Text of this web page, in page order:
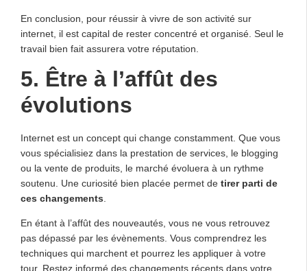
En conclusion, pour réussir à vivre de son activité sur
internet, il est capital de rester concentré et organisé. Seul le
travail bien fait assurera votre réputation.
5. Être à l’affût des
évolutions
Internet est un concept qui change constamment. Que vous
vous spécialisiez dans la prestation de services, le blogging
ou la vente de produits, le marché évoluera à un rythme
soutenu. Une curiosité bien placée permet de tirer parti de
ces changements
En étant à l’affût des nouveautés, vous ne vous retrouvez
pas dépassé par les évènements. Vous comprendrez les
techniques qui marchent et pourrez les appliquer à votre
tour. Restez informé des changements récents dans votre